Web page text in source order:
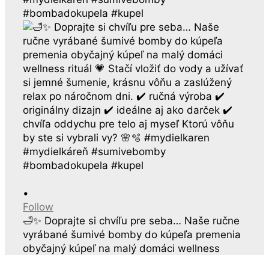
•
Follow
🛁✨ Doprajte si chvíľu pre seba… Naše ručne
vyrábané šumivé bomby do kúpeľa premenia
obyčajný kúpeľ na malý domáci wellness